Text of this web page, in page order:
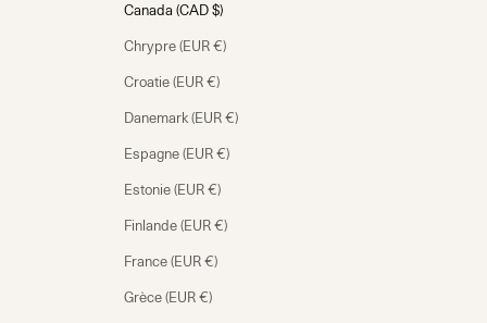
Canada (CAD $)
Chrypre (EUR €)
Croatie (EUR €)
Danemark (EUR €)
Espagne (EUR €)
Estonie (EUR €)
Finlande (EUR €)
France (EUR €)
Grèce (EUR €)